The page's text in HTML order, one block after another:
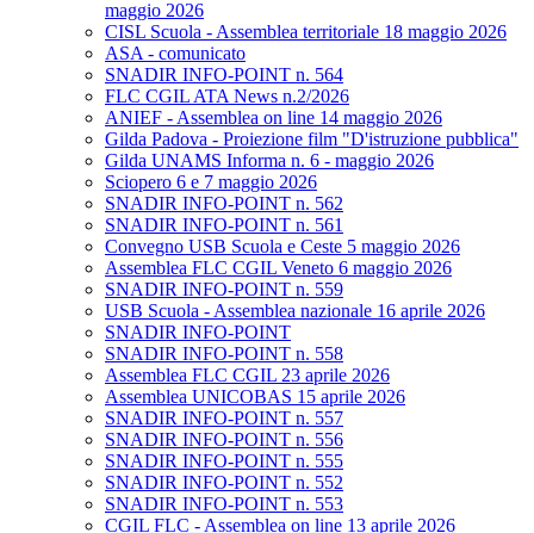
maggio 2026
CISL Scuola - Assemblea territoriale 18 maggio 2026
ASA - comunicato
SNADIR INFO-POINT n. 564
FLC CGIL ATA News n.2/2026
ANIEF - Assemblea on line 14 maggio 2026
Gilda Padova - Proiezione film "D'istruzione pubblica"
Gilda UNAMS Informa n. 6 - maggio 2026
Sciopero 6 e 7 maggio 2026
SNADIR INFO-POINT n. 562
SNADIR INFO-POINT n. 561
Convegno USB Scuola e Ceste 5 maggio 2026
Assemblea FLC CGIL Veneto 6 maggio 2026
SNADIR INFO-POINT n. 559
USB Scuola - Assemblea nazionale 16 aprile 2026
SNADIR INFO-POINT
SNADIR INFO-POINT n. 558
Assemblea FLC CGIL 23 aprile 2026
Assemblea UNICOBAS 15 aprile 2026
SNADIR INFO-POINT n. 557
SNADIR INFO-POINT n. 556
SNADIR INFO-POINT n. 555
SNADIR INFO-POINT n. 552
SNADIR INFO-POINT n. 553
CGIL FLC - Assemblea on line 13 aprile 2026